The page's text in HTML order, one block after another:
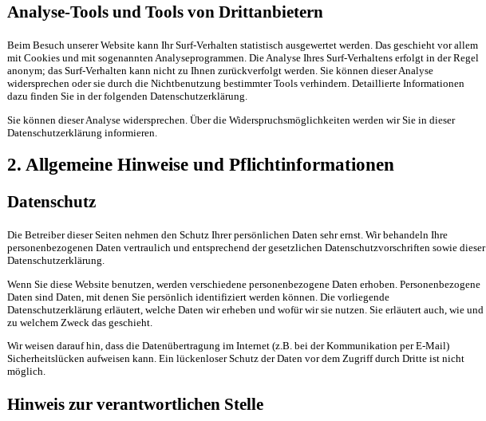
Analyse-Tools und Tools von Drittanbietern
Beim Besuch unserer Website kann Ihr Surf-Verhalten statistisch ausgewertet werden. Das geschieht vor allem
mit Cookies und mit sogenannten Analyseprogrammen. Die Analyse Ihres Surf-Verhaltens erfolgt in der Regel
anonym; das Surf-Verhalten kann nicht zu Ihnen zurückverfolgt werden. Sie können dieser Analyse
widersprechen oder sie durch die Nichtbenutzung bestimmter Tools verhindern. Detaillierte Informationen
dazu finden Sie in der folgenden Datenschutzerklärung.
Sie können dieser Analyse widersprechen. Über die Widerspruchsmöglichkeiten werden wir Sie in dieser
Datenschutzerklärung informieren.
2. Allgemeine Hinweise und Pflichtinformationen
Datenschutz
Die Betreiber dieser Seiten nehmen den Schutz Ihrer persönlichen Daten sehr ernst. Wir behandeln Ihre
personenbezogenen Daten vertraulich und entsprechend der gesetzlichen Datenschutzvorschriften sowie dieser
Datenschutzerklärung.
Wenn Sie diese Website benutzen, werden verschiedene personenbezogene Daten erhoben. Personenbezogene
Daten sind Daten, mit denen Sie persönlich identifiziert werden können. Die vorliegende
Datenschutzerklärung erläutert, welche Daten wir erheben und wofür wir sie nutzen. Sie erläutert auch, wie und
zu welchem Zweck das geschieht.
Wir weisen darauf hin, dass die Datenübertragung im Internet (z.B. bei der Kommunikation per E-Mail)
Sicherheitslücken aufweisen kann. Ein lückenloser Schutz der Daten vor dem Zugriff durch Dritte ist nicht
möglich.
Hinweis zur verantwortlichen Stelle